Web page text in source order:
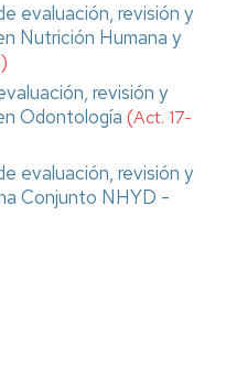
evaluación, revisión y
Nutrición Humana y
)
revisión y
Odontología (Act. 17-
evaluación, revisión y
Conjunto NHYD -